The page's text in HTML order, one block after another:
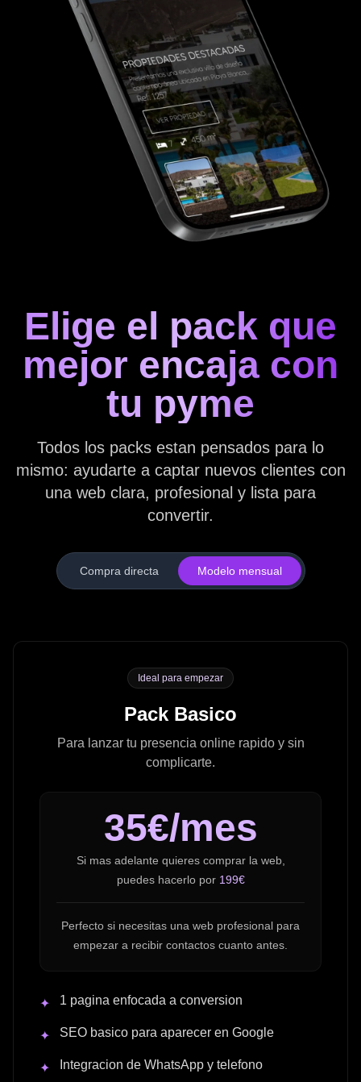
Elige el pack que
mejor encaja con
tu pyme
Todos los packs estan pensados para lo
mismo: ayudarte a captar nuevos clientes con
una web clara, profesional y lista para
convertir.
Compra directa Modelo mensual
Ideal para empezar
Pack Basico
Para lanzar tu presencia online rapido y sin
complicarte.
35€/mes
Si mas adelante quieres comprar la web,
puedes hacerlo por 199€
Perfecto si necesitas una web profesional para
empezar a recibir contactos cuanto antes.
✦ 1 pagina enfocada a conversion
✦ SEO basico para aparecer en Google
✦ Integracion de WhatsApp y telefono